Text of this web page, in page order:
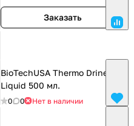
Заказать
BioTechUSA Thermo Drine
Liquid 500 мл.
0 0 Нет в наличии